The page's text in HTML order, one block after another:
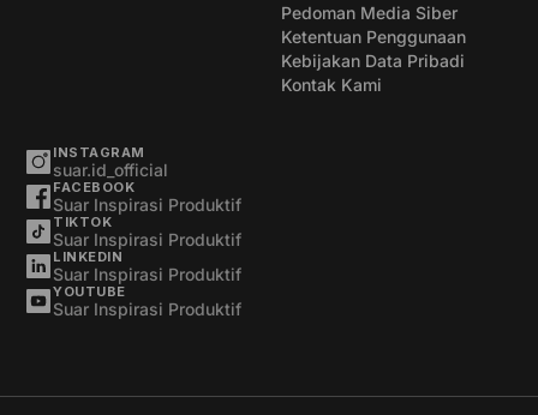
Pedoman Media Siber
Ketentuan Penggunaan
Kebijakan Data Pribadi
Kontak Kami
INSTAGRAM
suar.id_official
FACEBOOK
Suar Inspirasi Produktif
TIKTOK
Suar Inspirasi Produktif
LINKEDIN
Suar Inspirasi Produktif
YOUTUBE
Suar Inspirasi Produktif